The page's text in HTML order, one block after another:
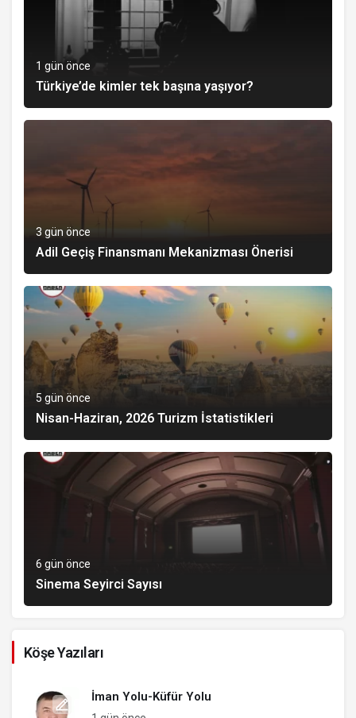
1 gün önce
Türkiye’de kimler tek başına yaşıyor?
3 gün önce
Adil Geçiş Finansmanı Mekanizması Önerisi
5 gün önce
Nisan-Haziran, 2026 Turizm İstatistikleri
6 gün önce
Sinema Seyirci Sayısı
Köşe Yazıları
İman Yolu-Küfür Yolu